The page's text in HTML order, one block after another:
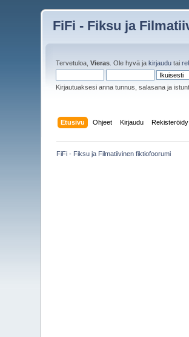
FiFi - Fiksu ja
Tervetuloa,Vieras . Ole hyvä jakirjaudu tai
Kirjautuaksesi anna tunnus, salasana ja
Etusivu Ohjeet Kirjaudu Rekisteröidy
FiFi - Fiksu ja Filmatiivinen fiktiofoorumi